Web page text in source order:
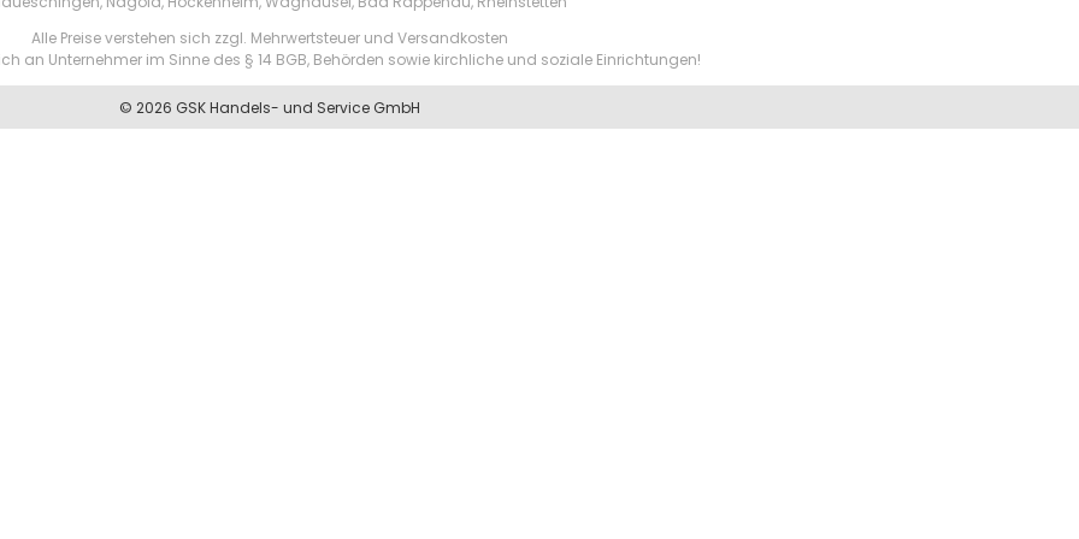
Alle Preise verstehen sich zzgl. Mehrwertsteuer und Versandkosten
an Unternehmer im Sinne des § 14 BGB, Behörden sowie kirchliche und soziale Einrichtungen!
© 2026 GSK Handels- und Service GmbH